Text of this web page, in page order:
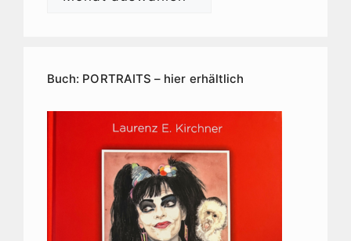
Buch: PORTRAITS – hier erhältlich